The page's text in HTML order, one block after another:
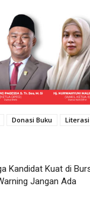
Donasi Buku
Kandidat Kuat di
Jangan Ada